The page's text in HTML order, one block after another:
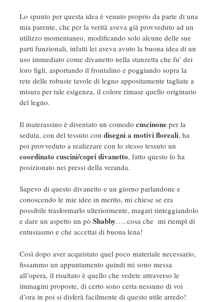
Lo spunto per questa idea è venuto proprio da parte di una
mia parente, che per la verità aveva già provveduto ad un
utilizzo momentaneo, modificando solo alcune delle sue
parti funzionali, infatti lei aveva avuto la buona idea di un
uso immediato come divanetto nella stanzetta che fu’ dei
loro figli, asportando il frontalino e poggiando sopra la
rete delle robuste tavole di legno appositamente tagliate a
misura per tale esigenza, il colore rimase quello originario
del legno.
Il materassino è diventato un comodo cuscinone per la
seduta, con del tessuto con disegni a motivi floreali, ha
poi provveduto a realizzare con lo stesso tessuto un
coordinato cuscini/copri divanetto, fatto questo lo ha
posizionato nei pressi della veranda.
Sapevo di questo divanetto e un giorno parlandone e
conoscendo le mie idee in merito, mi chiese se era
possibile trasformarlo ulteriormente, magari tinteggiandolo
e dare un aspetto un pò Shabby…..cosa che mi riempì di
entusiasmo e che accettai di buona lena!
Così dopo aver acquistato quel poco materiale necessario,
fissammo un appuntamento quindi mi sono messa
all’opera, il risultato è quello che vedete attraverso le
immagini proposte, di certo sono certa nessuno di voi
d’ora in poi si disferà facilmente di questo utile arredo!